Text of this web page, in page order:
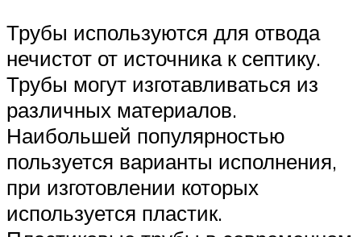
Трубы используются для отвода
нечистот от источника к септику.
Трубы могут изготавливаться из
различных материалов.
Наибольшей популярностью
пользуется варианты исполнения,
при изготовлении которых
используется пластик.